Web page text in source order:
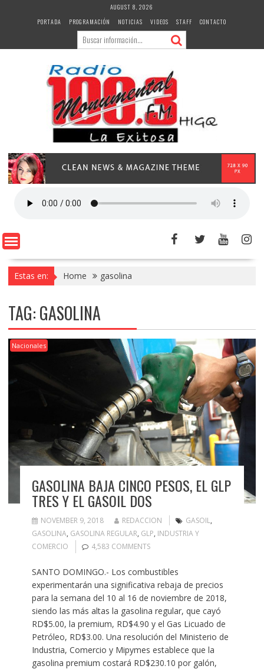
AUGUST 8, 2026
PORTADA
PROGRAMACIÓN NOTICIAS VIDEOS STAFF CONTACTO
Estas en: Home gasolina
TAG:GASOLINA
Nacionales
GASOLINA BAJA CINCO PESOS, EL GLP
TRES Y EL GASOIL DOS
NOVEMBER 9, 2018 REDACCION GASOIL,
GASOLINA, GASOLINA REGULAR, GLP, INDUSTRIA Y
COMERCIO
4,583 COMMENTS
SANTO DOMINGO.- Los combustibles
experimentarán una significativa rebaja de precios
para la semana del 10 al 16 de noviembre de 2018,
siendo las más altas la gasolina regular, que cayó
RD$5.00, la premium, RD$4.90 y el Gas Licuado de
Petróleo, RD$3.00. Una resolución del Ministerio de
Industria, Comercio y Mipymes establece que la
gasolina premium costará RD$230.10 por galón,